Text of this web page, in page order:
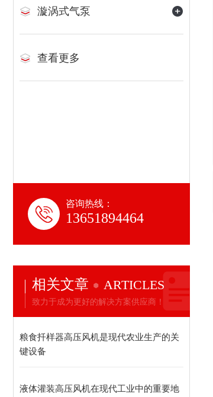
漩涡式气泵
查看更多
咨询热线：
13651894464
相关文章 ARTICLES
致力于成为更好的解决方案供应商！
粮食扦样器高压风机是现代农业生产的关
键设备
液体灌装高压风机在现代工业中的重要地